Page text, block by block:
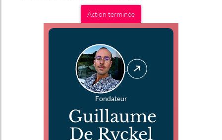
Action terminée
Fondateur
Guillaume
De Ryckel